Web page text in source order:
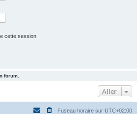
cette session
forum.
Aller
Fuseau horaire sur UTC+02:00